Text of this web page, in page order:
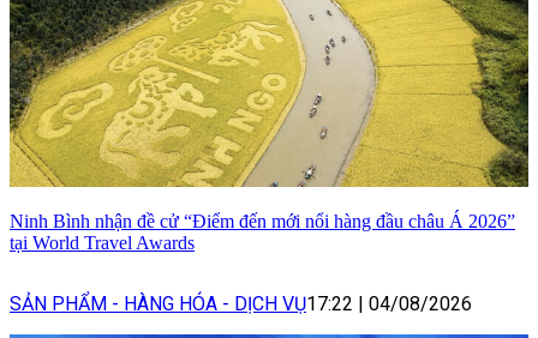
Ninh Bình nhận đề cử “Điểm đến mới nổi hàng đầu châu Á 2026”
tại World Travel Awards
SẢN PHẨM - HÀNG HÓA - DỊCH VỤ17:22 04/08/2026